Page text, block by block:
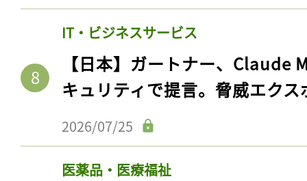
IT・ビジネスサービス
【日本】ガートナー、Claude
キュリティで提言。脅威エク
2026/07/25
医薬品・医療福祉